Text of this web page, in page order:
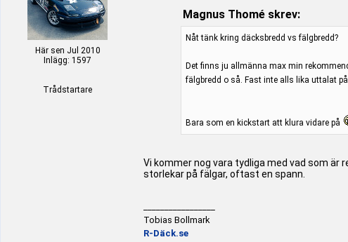
Här sen Jul 2010
Inlägg: 1597
Trådstartare
Magnus Thomé skrev:
Nåt tänk kring däcksbredd vs fälgbredd?
Det finns ju allmänna max min
fälgbredd o så. Fast inte alls lika uttalat
Bara som en kickstart att klura vidare på
Vi kommer nog vara tydliga med vad som är
storlekar på fälgar, oftast en spann.
Tobias Bollmark
R-Däck.se